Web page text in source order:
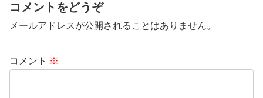
コメントをどうぞ
メールアドレスが公開されることはありません。
コメント ※